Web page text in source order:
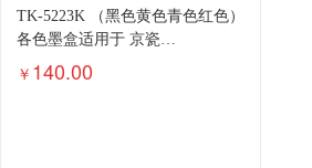
TK-5223K （黑色黄色青色红色）
各色墨盒适用于 京瓷
P5021cdn/P5021cdw
￥ 140.00